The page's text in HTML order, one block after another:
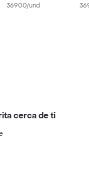
36900/und
cerca de ti